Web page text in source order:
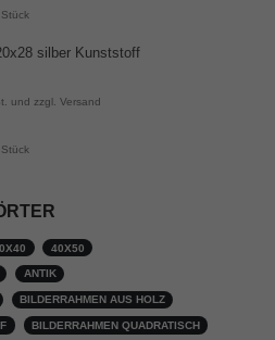
Stück
silber Kunststoff
und zzgl. Versand
Stück
40X50
ANTIK
BILDERRAHMEN AUS HOLZ
BILDERRAHMEN QUADRATISCH